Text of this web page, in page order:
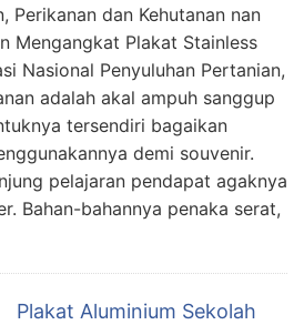
Perikanan dan Kehutanan nan
Mengangkat Plakat Stainless
Nasional Penyuluhan Pertanian,
adalah akal ampuh sanggup
tersendiri bagaikan
demi souvenir.
pelajaran pendapat agaknya
Bahan-bahannya penaka serat,
Plakat Aluminium Sekolah